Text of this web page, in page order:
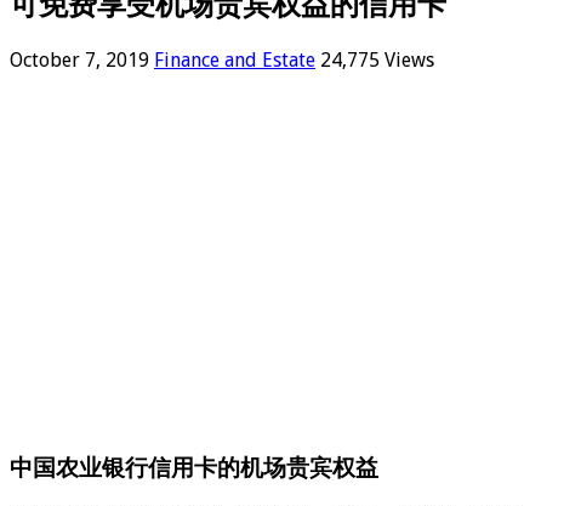
October 7, 2019 Finance and Estate 24,775 Views
中国农业银行信用卡的机场贵宾权益